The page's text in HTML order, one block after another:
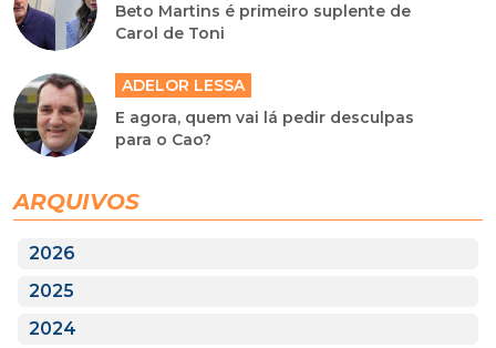
Beto Martins é primeiro suplente de
Carol de Toni
ADELOR LESSA
E agora, quem vai lá pedir desculpas
para o Cao?
ARQUIVOS
2026
2025
2024